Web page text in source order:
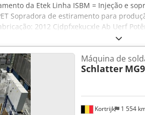
da Etek Linha ISBM = Injeção e
Sopradora de estiramento para
2012 Cjdpfxekucxle Ab Uerf
Kortrijk 1 554
Máquina de
Schlatter